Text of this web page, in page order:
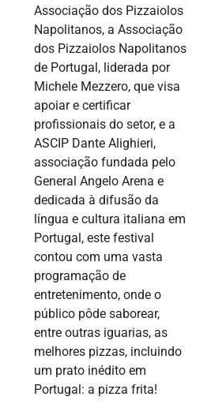
Associação dos Pizzaiolos
Napolitanos, a Associação
dos Pizzaiolos Napolitanos
de Portugal, liderada por
Michele Mezzero, que visa
apoiar e certificar
profissionais do setor, e a
ASCIP Dante Alighieri,
associação fundada pelo
General Angelo Arena e
dedicada à difusão da
língua e cultura italiana em
Portugal, este festival
contou com uma vasta
programação de
entretenimento, onde o
público pôde saborear,
entre outras iguarias, as
melhores pizzas, incluindo
um prato inédito em
Portugal: a pizza frita!